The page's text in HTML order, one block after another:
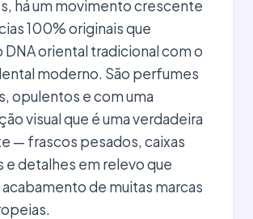
há um movimento crescente
100% originais que
DNA oriental tradicional com o
moderno. São perfumes
opulentos e com uma
visual que é uma verdadeira
— frascos pesados, caixas
e detalhes em relevo que
de muitas marcas